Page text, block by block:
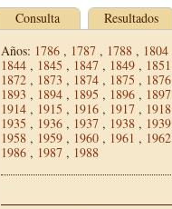
Consulta Resultados
Años: 1786 , 1787 , 1788 , 1804
1844 , 1845 , 1847 , 1849 , 1851
1872 , 1873 , 1874 , 1875 , 1876
1893 , 1894 , 1895 , 1896 , 1897
1914 , 1915 , 1916 , 1917 , 1918
1935 , 1936 , 1937 , 1938 , 1939
1958 , 1959 , 1960 , 1961 , 1962
1986 , 1987 , 1988